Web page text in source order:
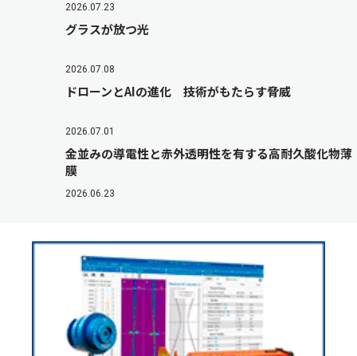
2026.07.23
グラスが放つ光
2026.07.08
ドローンとAIの進化 技術がもたらす脅威
2026.07.01
金並みの導電性と赤外透明性を有する高耐久酸化物薄
膜
2026.06.23